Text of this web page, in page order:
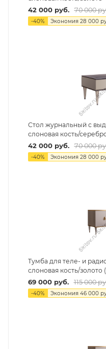
42 000руб. 70 000
-40% Экономия 28 000
Стол журнальный с
слоновая кость/
42 000руб. 70 000
-40% Экономия 28 000
Тумба для теле- и
слоновая кость/золото
69 000руб. 115 000
-40% Экономия 46 000